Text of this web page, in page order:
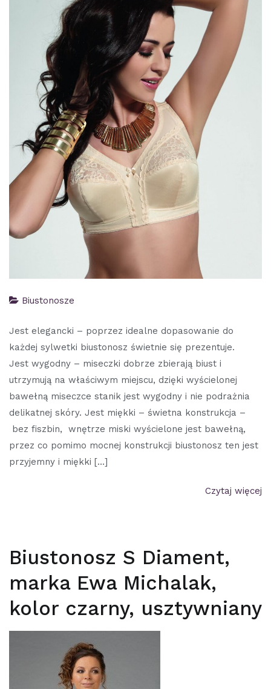
Biustonosze
Jest elegancki – poprzez idealne dopasowanie do
każdej sylwetki biustonosz świetnie się prezentuje.
Jest wygodny – miseczki dobrze zbierają biust i
utrzymują na właściwym miejscu, dzięki wyścielonej
bawełną miseczce stanik jest wygodny i nie podrażnia
delikatnej skóry. Jest miękki – świetna konstrukcja –
bez fiszbin, wnętrze miski wyścielone jest bawełną,
przez co pomimo mocnej konstrukcji biustonosz ten jest
przyjemny i miękki […]
Czytaj więcej
Biustonosz S Diament,
marka Ewa Michalak,
kolor czarny, usztywniany